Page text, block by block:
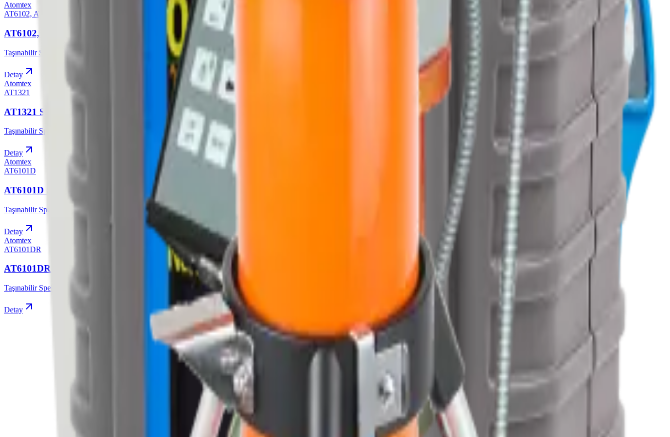
Atomtex
AT6102, AT6102A, AT6102B
AT6102, AT6102A, AT6102B Spektrometresi
Taşınabilir Spektrometreler
Detay
Atomtex
AT1321
AT1321 Spektrometresi
Taşınabilir Spektrometreler
Detay
Atomtex
AT6101D
AT6101D Spektrometresi
Taşınabilir Spektrometreler
Detay
Atomtex
AT6101DR
AT6101DR Spektrometresi
Taşınabilir Spektrometreler
Detay